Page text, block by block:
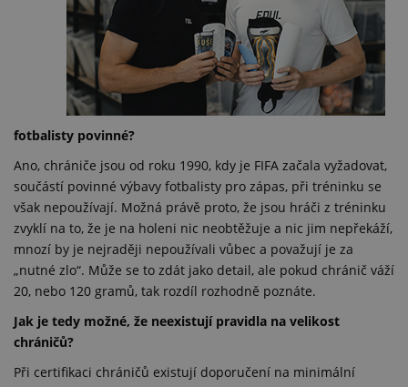
fotbalisty povinné?
Ano, chrániče jsou od roku 1990, kdy je FIFA začala vyžadovat,
součástí povinné výbavy fotbalisty pro zápas, při tréninku se
však nepoužívají. Možná právě proto, že jsou hráči z tréninku
zvyklí na to, že je na holeni nic neobtěžuje a nic jim nepřekáží,
mnozí by je nejraději nepoužívali vůbec a považují je za
„nutné zlo“. Může se to zdát jako detail, ale pokud chránič váží
20, nebo 120 gramů, tak rozdíl rozhodně poznáte.
Jak je tedy možné, že neexistují pravidla na velikost
chráničů?
Při certifikaci chráničů existují doporučení na minimální